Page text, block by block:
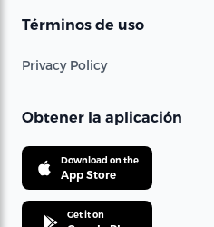
Términos de uso
Privacy Policy
Obtener la aplicación
Download on the
App Store
Get it on